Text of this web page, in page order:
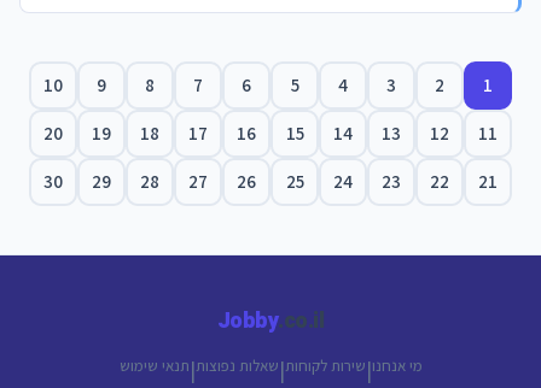
1
2
3
4
5
6
7
8
9
10
11
12
13
14
15
16
17
18
19
20
21
22
23
24
25
26
27
28
29
30
Jobby.co.il
מי אנחנו|שירות לקוחות|שאלות נפוצות|תנאי שימוש